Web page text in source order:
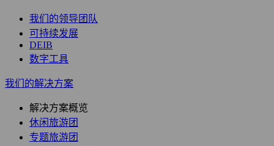
我们的领导团队
可持续发展
DEIB
数字工具
我们的解决方案
解决方案概览
休闲旅游团
专题旅游团